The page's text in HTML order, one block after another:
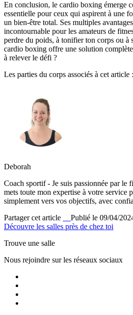
En conclusion, le cardio boxing émerge
essentielle pour ceux qui aspirent à une
un bien-être total. Ses multiples
incontournable pour les amateurs de
perdre du poids, à tonifier ton corps ou à
cardio boxing offre une solution
à relever le défi ?
Les parties du corps associés à cet article :
Deborah
Coach sportif - Je suis passionnée par le
mets toute mon expertise à votre service
simplement vers vos objectifs, avec
Partager cet article
Publié le 09/04/
Découvre les salles près de chez toi
Trouve une salle
Nous rejoindre sur les réseaux sociaux